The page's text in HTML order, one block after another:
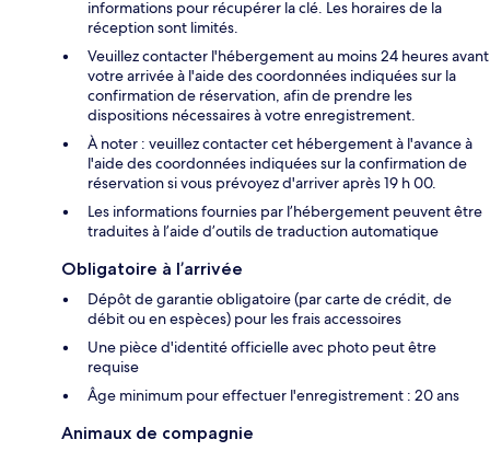
informations pour récupérer la clé. Les horaires de la
réception sont limités.
Veuillez contacter l'hébergement au moins 24 heures avant
votre arrivée à l'aide des coordonnées indiquées sur la
confirmation de réservation, afin de prendre les
dispositions nécessaires à votre enregistrement.
À noter : veuillez contacter cet hébergement à l'avance à
l'aide des coordonnées indiquées sur la confirmation de
réservation si vous prévoyez d'arriver après 19 h 00.
Les informations fournies par l’hébergement peuvent être
traduites à l’aide d’outils de traduction automatique
Obligatoire à l’arrivée
Dépôt de garantie obligatoire (par carte de crédit, de
débit ou en espèces) pour les frais accessoires
Une pièce d'identité officielle avec photo peut être
requise
Âge minimum pour effectuer l'enregistrement : 20 ans
Animaux de compagnie